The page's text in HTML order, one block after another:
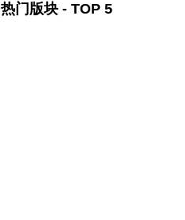
热门版块 - TOP 5